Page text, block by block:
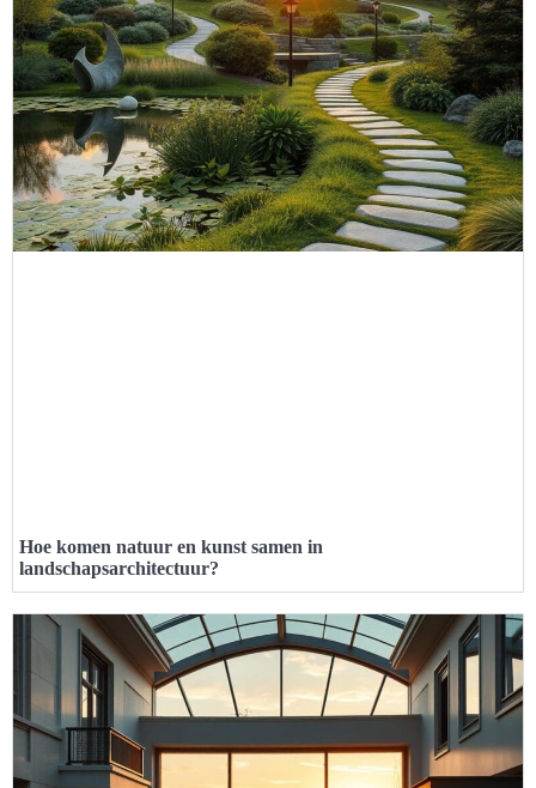
Hoe komen natuur en kunst samen in
landschapsarchitectuur?